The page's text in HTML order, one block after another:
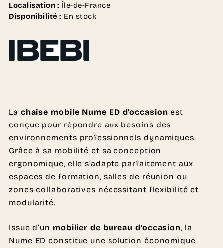
Localisation : Île-de-France
Disponibilité : En stock
La chaise mobile Nume ED d’occasion est
conçue pour répondre aux besoins des
environnements professionnels dynamiques.
Grâce à sa mobilité et sa conception
ergonomique, elle s’adapte parfaitement aux
espaces de formation, salles de réunion ou
zones collaboratives nécessitant flexibilité et
modularité.
Issue d’un mobilier de bureau d’occasion, la
Nume ED constitue une solution économique